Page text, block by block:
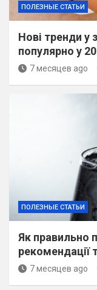
ПОЛЕЗНЫЕ СТАТЬИ
Нові тренди у
популярно у
7 месяцев ago
ПОЛЕЗНЫЕ СТАТЬИ
Як правильно
рекомендації
7 месяцев ago